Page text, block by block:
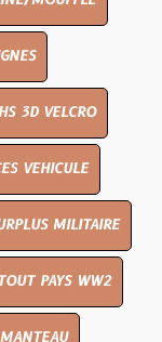
3D VELCRO
VEHICULE
MILITAIRE
PAYS WW2